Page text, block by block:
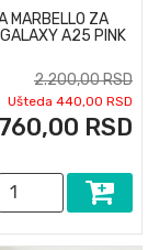
MARBELLO ZA
A25 PINK
2.200,00 RSD
Ušteda 440,00 RSD
RSD